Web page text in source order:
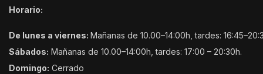
Horario:
De lunes a viernes: Mañanas de 10.00–14:00h, tardes:
Sábados: Mañanas de 10.00–14:00h, tardes: 17:00 – 20:30h.
Domingo: Cerrado